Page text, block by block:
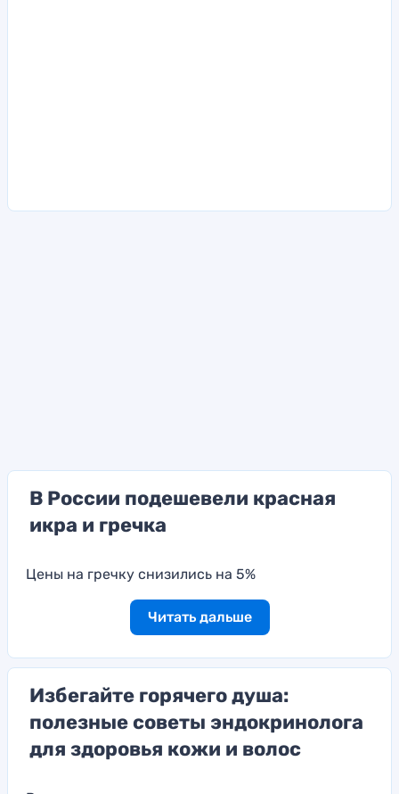
В России подешевели красная
икра и гречка
Цены на гречку снизились на 5%
Читать дальше
Избегайте горячего душа:
полезные советы эндокринолога
для здоровья кожи и волос